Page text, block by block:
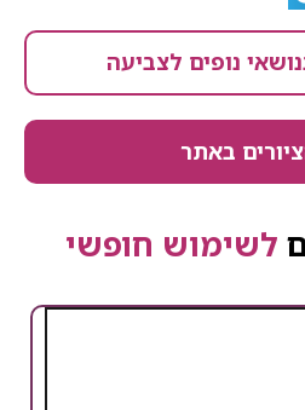
נופים לצביעה
באתר
לשימוש חופשי